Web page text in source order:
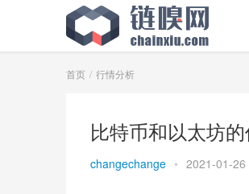
首页 行情分析
比特币和以太坊
changechange • 2021-01-26